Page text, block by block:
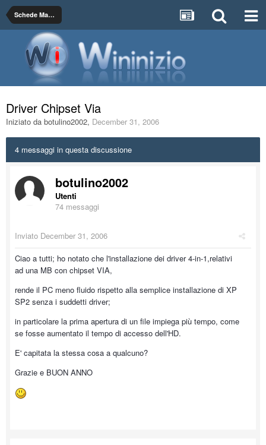
Schede Madri, Chipset e RAM
Driver Chipset Via
Iniziato da botulino2002, December 31, 2006
4 messaggi in questa discussione
botulino2002
Utenti
74 messaggi
Inviato December 31, 2006
Ciao a tutti; ho notato che l'installazione dei driver 4-in-1,relativi
ad una MB con chipset VIA,
rende il PC meno fluido rispetto alla semplice installazione di XP
SP2 senza i suddetti driver;
in particolare la prima apertura di un file impiega più tempo, come
se fosse aumentato il tempo di accesso dell'HD.
E' capitata la stessa cosa a qualcuno?
Grazie e BUON ANNO